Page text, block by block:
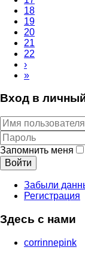
18
19
20
21
22
›
»
Вход в
Запомнить меня
Войти
Забыли
Регистрация
Здесь с нами
corrinnepink